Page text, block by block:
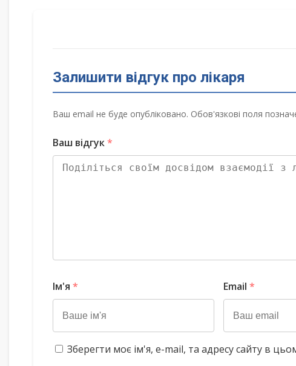
Залишити відгук про лікаря
Ваш email не буде опубліковано. Обов'язкові поля
Ваш відгук*
Ім'я * Email *
Зберегти моє ім'я, e-mail, та адресу сайту в